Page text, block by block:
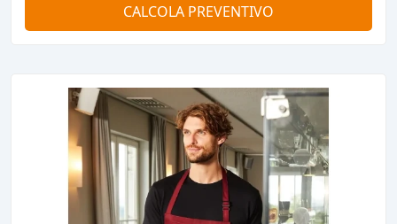
CALCOLA PREVENTIVO